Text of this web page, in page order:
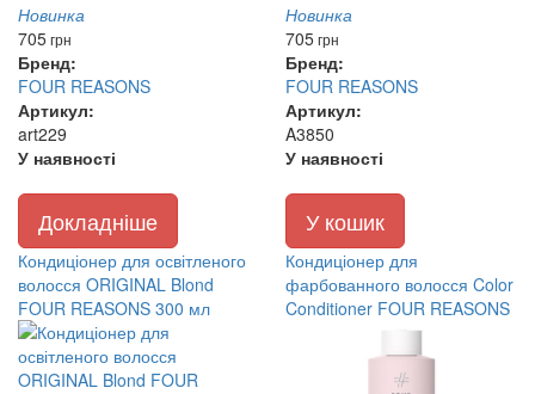
Новинка
705грн
Бренд:
FOUR REASONS
Артикул:
art229
У наявності
Докладніше
Новинка
705грн
Бренд:
FOUR REASONS
Артикул:
A3850
У наявності
У кошик
Кондиціонер для освітленого
волосся ORIGINAL Blond
FOUR REASONS 300 мл
Кондиціонер для
фарбованного волосся Color
Conditioner FOUR REASONS